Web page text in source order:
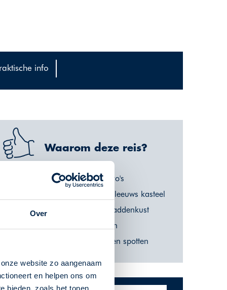
Over
website zo aangenaam
en helpen ons om
info
Waarom deze reis?
Verblijf in authentieke Kro's
Overnacht in een middeleeuws kasteel
De prachtige Deense Waddenkust
Zie de kastelen op Funen
Mogelijkheid tot walvissen spotten